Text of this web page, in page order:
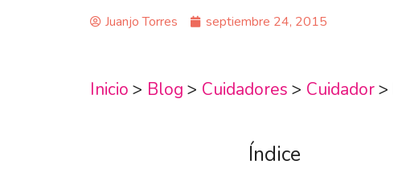
Juanjo Torres septiembre 24, 2015
Inicio > Blog > Cuidadores > Cuidador>
Índice